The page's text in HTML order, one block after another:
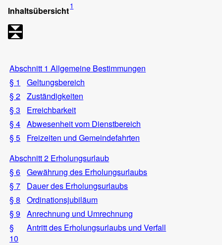
Inhaltsübersicht1
Abschnitt 1 Allgemeine Bestimmungen
§ 1
Geltungsbereich
§ 2 Zuständigkeiten
§ 3
Erreichbarkeit
§ 4 Abwesenheit vom Dienstbereich
§ 5
Freizeiten und Gemeindefahrten
Abschnitt 2 Erholungsurlaub
§ 6 Gewährung des Erholungsurlaubs
§ 7
Dauer des Erholungsurlaubs
§ 8
Ordinationsjubiläum
§ 9 Anrechnung und Umrechnung
§
10
Antritt des Erholungsurlaubs und Verfall